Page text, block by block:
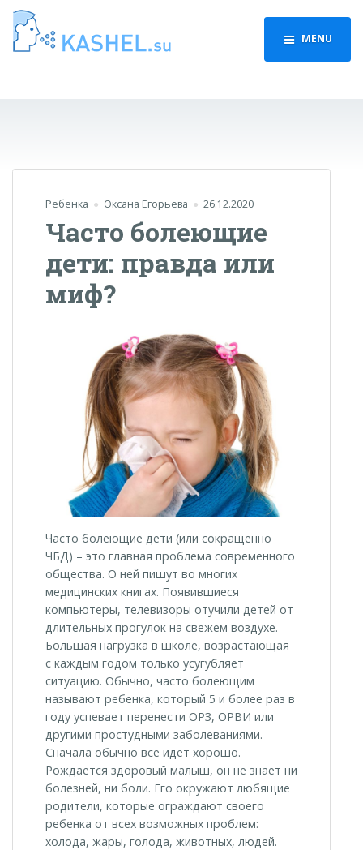
MENU
Ребенка Оксана Егорьева 26.12.2020
Часто болеющие
дети: правда или
миф?
Часто болеющие дети (или сокращенно
ЧБД) – это главная проблема современного
общества. О ней пишут во многих
медицинских книгах. Появившиеся
компьютеры, телевизоры отучили детей от
длительных прогулок на свежем воздухе.
Большая нагрузка в школе, возрастающая
с каждым годом только усугубляет
ситуацию. Обычно, часто болеющим
называют ребенка, который 5 и более раз в
году успевает перенести ОРЗ, ОРВИ или
другими простудными заболеваниями.
Сначала обычно все идет хорошо.
Рождается здоровый малыш, он не знает ни
болезней, ни боли. Его окружают любящие
родители, которые ограждают своего
ребенка от всех возможных проблем:
холода, жары, голода, животных, людей.